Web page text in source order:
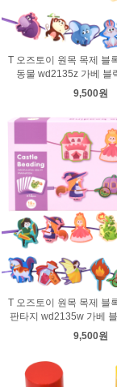
T 오즈토이 원목 목제 블
동물 wd2135z 가베 블
9,500원
T 오즈토이 원목 목제 블
판타지 wd2135w 가베
9,500원